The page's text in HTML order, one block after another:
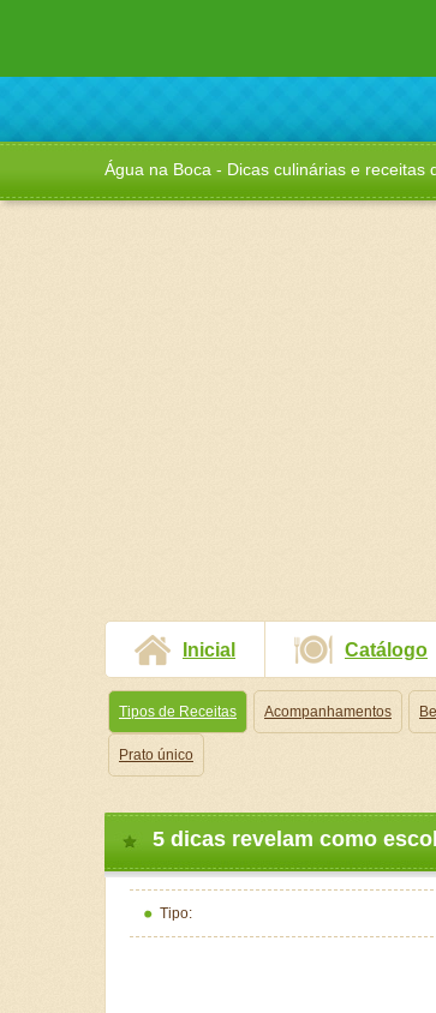
Água na Boca - Dicas culinárias e receitas
Inicial Catálogo
Tipos de Receitas Acompanhamentos
Prato único
5 dicas revelam como
Tipo: